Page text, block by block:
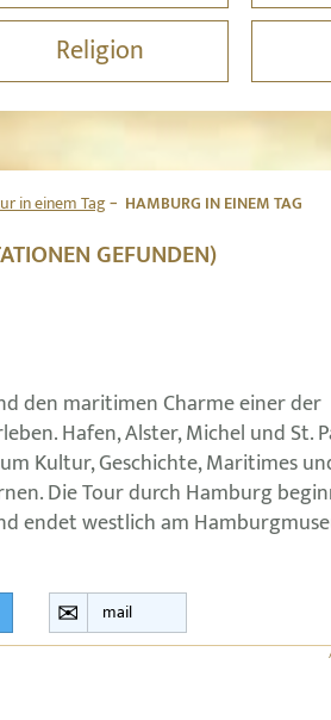
Religion
in einem Tag HAMBURG IN EINEM TAG
GEFUNDEN)
den maritimen Charme einer der
Hafen, Alster, Michel und St.
Kultur, Geschichte, Maritimes
Die Tour durch Hamburg
endet westlich am
mail